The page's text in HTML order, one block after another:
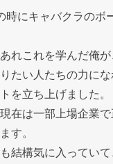
時にキャバクラのボ
れこれを学んだ俺
たい人たちの力に
を立ち上げました。
在は一部上場企業
す。
結構気に入ってい